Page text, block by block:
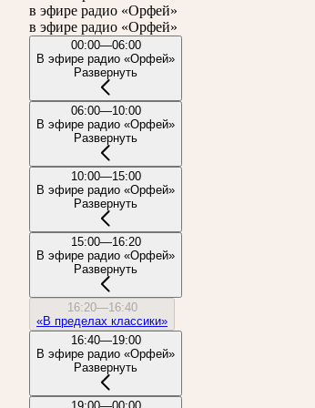
в эфире радио «Орфей»
в эфире радио «Орфей»
00:00—06:00
В эфире радио «Орфей»
Развернуть
06:00—10:00
В эфире радио «Орфей»
Развернуть
10:00—15:00
В эфире радио «Орфей»
Развернуть
15:00—16:20
В эфире радио «Орфей»
Развернуть
16:20—16:40
«В пределах классики»
16:40—19:00
В эфире радио «Орфей»
Развернуть